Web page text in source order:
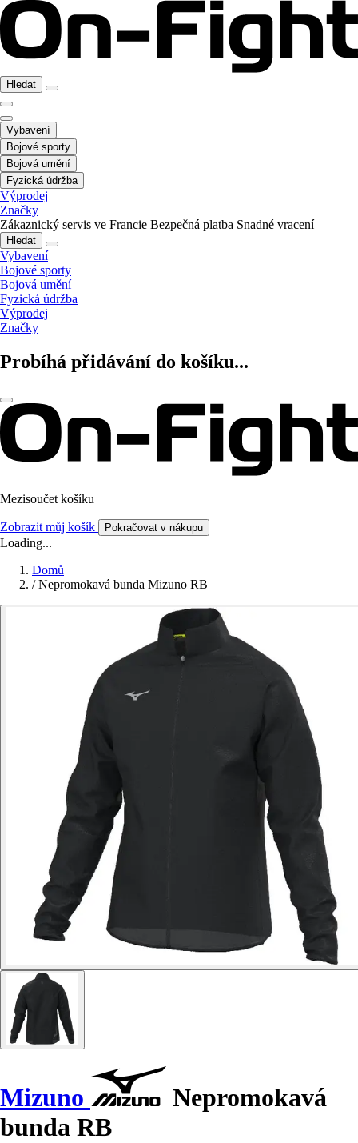
Hledat
Vybavení
Bojové sporty
Bojová umění
Fyzická údržba
Výprodej
Značky
Zákaznický servis ve Francie Bezpečná platba Snadné vracení
Hledat
Vybavení
Bojové sporty
Bojová umění
Fyzická údržba
Výprodej
Značky
Probíhá přidávání do košíku...
Mezisoučet košíku
Zobrazit můj košík Pokračovat v nákupu
Loading...
Domů
/ Nepromokavá bunda Mizuno RB
Mizuno
Nepromokavá
bunda RB